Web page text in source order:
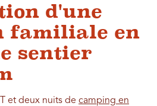
d'une
familiale en
sentier
et deux nuits de camping en